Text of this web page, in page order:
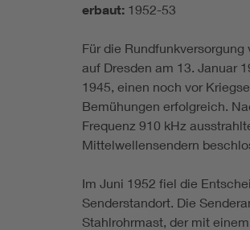
erbaut: 1952-53
Für die
auf Dresden am 13. Januar
1945, einen noch vor
Bemühungen erfolgreich.
Frequenz 910 kHz
Mittelwellensendern
Im Juni 1952 fiel die
Senderstandort. Die
Stahlrohrmast, der mit